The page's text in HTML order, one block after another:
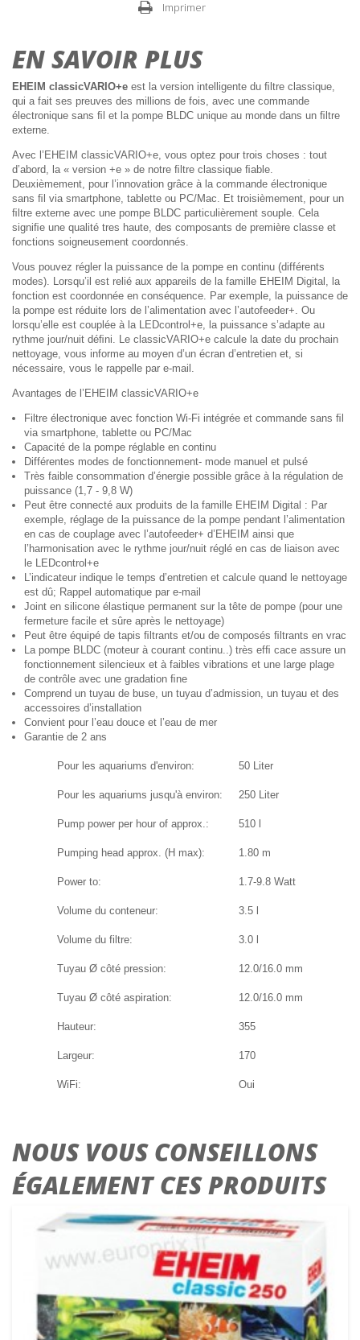
Imprimer
EN SAVOIR PLUS
EHEIM classicVARIO+e est la version intelligente du ﬁltre classique,
qui a fait ses preuves des millions de fois, avec une commande
électronique sans ﬁl et la pompe BLDC unique au monde dans un ﬁltre
externe.
Avec l’EHEIM classicVARIO+e, vous optez pour trois choses : tout
d’abord, la « version +e » de notre ﬁltre classique ﬁable.
Deuxièmement, pour l’innovation grâce à la commande électronique
sans ﬁl via smartphone, tablette ou PC/Mac. Et troisièmement, pour un
ﬁltre externe avec une pompe BLDC particulièrement souple. Cela
signiﬁe une qualité tres haute, des composants de première classe et
fonctions soigneusement coordonnés.
Vous pouvez régler la puissance de la pompe en continu (différents
modes). Lorsqu’il est relié aux appareils de la famille EHEIM Digital, la
fonction est coordonnée en conséquence. Par exemple, la puissance de
la pompe est réduite lors de l’alimentation avec l’autofeeder+. Ou
lorsqu’elle est couplée à la LEDcontrol+e, la puissance s’adapte au
rythme jour/nuit déﬁni. Le classicVARIO+e calcule la date du prochain
nettoyage, vous informe au moyen d’un écran d’entretien et, si
nécessaire, vous le rappelle par e-mail.
Avantages de l’EHEIM classicVARIO+e
Filtre électronique avec fonction Wi-Fi intégrée et commande sans ﬁl
via smartphone, tablette ou PC/Mac
Capacité de la pompe réglable en continu
Différentes modes de fonctionnement- mode manuel et pulsé
Très faible consommation d’énergie possible grâce à la régulation de
puissance (1,7 - 9,8 W)
Peut être connecté aux produits de la famille EHEIM Digital : Par
exemple, réglage de la puissance de la pompe pendant l’alimentation
en cas de couplage avec l’autofeeder+ d’EHEIM ainsi que
l’harmonisation avec le rythme jour/nuit réglé en cas de liaison avec
le LEDcontrol+e
L’indicateur indique le temps d’entretien et calcule quand le nettoyage
est dû; Rappel automatique par e-mail
Joint en silicone élastique permanent sur la tête de pompe (pour une
fermeture facile et sûre après le nettoyage)
Peut être équipé de tapis ﬁltrants et/ou de composés ﬁltrants en vrac
La pompe BLDC (moteur à courant continu..) très efﬁ cace assure un
fonctionnement silencieux et à faibles vibrations et une large plage
de contrôle avec une gradation ﬁne
Comprend un tuyau de buse, un tuyau d’admission, un tuyau et des
accessoires d’installation
Convient pour l’eau douce et l’eau de mer
Garantie de 2 ans
Pour les aquariums d'environ: 50 Liter
Pour les aquariums jusqu'à environ: 250 Liter
Pump power per hour of approx.: 510 l
Pumping head approx. (H max): 1.80 m
Power to: 1.7-9.8 Watt
Volume du conteneur: 3.5 l
Volume du filtre: 3.0 l
Tuyau Ø côté pression: 12.0/16.0 mm
Tuyau Ø côté aspiration: 12.0/16.0 mm
Hauteur: 355
Largeur: 170
WiFi: Oui
NOUS VOUS CONSEILLONS
ÉGALEMENT CES PRODUITS